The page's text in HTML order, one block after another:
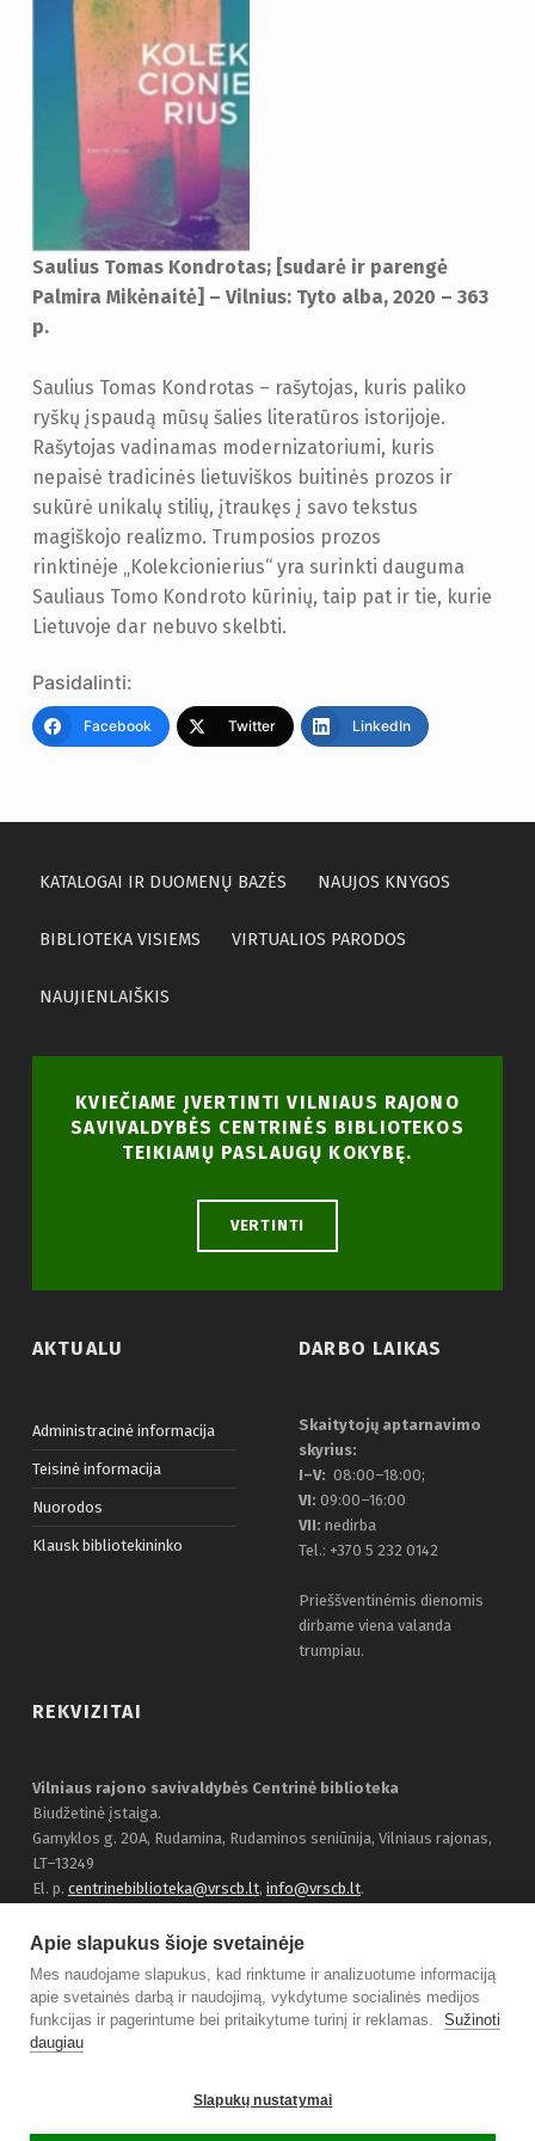
Saulius Tomas Kondrotas; [sudarė ir parengė
Palmira Mikėnaitė] – Vilnius: Tyto alba, 2020 – 363
p.
Saulius Tomas Kondrotas – rašytojas, kuris paliko
ryškų įspaudą mūsų šalies literatūros istorijoje.
Rašytojas vadinamas modernizatoriumi, kuris
nepaisė tradicinės lietuviškos buitinės prozos ir
sukūrė unikalų stilių, įtraukęs į savo tekstus
magiškojo realizmo. Trumposios prozos
rinktinėje „Kolekcionierius“ yra surinkti dauguma
Sauliaus Tomo Kondroto kūrinių, taip pat ir tie, kurie
Lietuvoje dar nebuvo skelbti.
Pasidalinti:
Facebook Twitter LinkedIn
KATALOGAI IR DUOMENŲ BAZĖS NAUJOS KNYGOS
BIBLIOTEKA VISIEMS VIRTUALIOS PARODOS
NAUJIENLAIŠKIS
KVIEČIAME ĮVERTINTI VILNIAUS RAJONO
SAVIVALDYBĖS CENTRINĖS BIBLIOTEKOS
TEIKIAMŲ PASLAUGŲ KOKYBĘ.
VERTINTI
AKTUALU
Administracinė informacija
Teisinė informacija
Nuorodos
Klausk bibliotekininko
DARBO LAIKAS
Skaitytojų aptarnavimo
skyrius:
I–V: 08:00–18:00;
VI: 09:00–16:00
VII: nedirba
Tel.: +370 5 232 0142
Prieššventinėmis dienomis
dirbame viena valanda
trumpiau.
REKVIZITAI
Vilniaus rajono savivaldybės Centrinė biblioteka
Biudžetinė įstaiga.
Gamyklos g. 20A, Rudamina, Rudaminos seniūnija, Vilniaus rajonas,
LT–13249
El. p. centrinebiblioteka@vrscb.lt, info@vrscb.lt.
kodas 303116707
Bendraukime:
Facebook
© 2021 Vilniaus rajono savivaldybės Centrinė biblioteka.
Apie slapukus šioje svetainėje
Mes naudojame slapukus, kad rinktume ir analizuotume informaciją
apie svetainės darbą ir naudojimą, vykdytume socialinės medijos
funkcijas ir pagerintume bei pritaikytume turinį ir reklamas.
Sužinoti
daugiau
Slapukų nustatymai